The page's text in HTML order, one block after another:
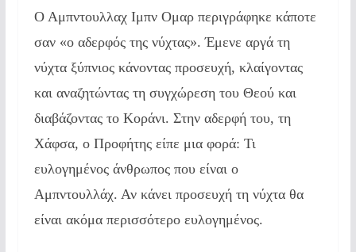
Ο Αμπντουλλαχ Ιμπν Ομαρ περιγράφηκε κάποτε
σαν «ο αδερφός της νύχτας». Έμενε αργά τη
νύχτα ξύπνιος κάνοντας προσευχή, κλαίγοντας
και αναζητώντας τη συγχώρεση του Θεού και
διαβάζοντας το Κοράνι. Στην αδερφή του, τη
Χάφσα, ο Προφήτης είπε μια φορά: Τι
ευλογημένος άνθρωπος που είναι ο
Αμπντουλλάχ. Αν κάνει προσευχή τη νύχτα θα
είναι ακόμα περισσότερο ευλογημένος.